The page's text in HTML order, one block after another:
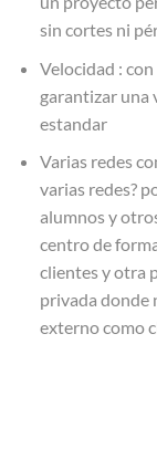
sin cortes ni
Velocidad :
garantizar una
estandar
Varias redes
varias redes?
alumnos y
centro de
clientes y otra
privada donde
externo como